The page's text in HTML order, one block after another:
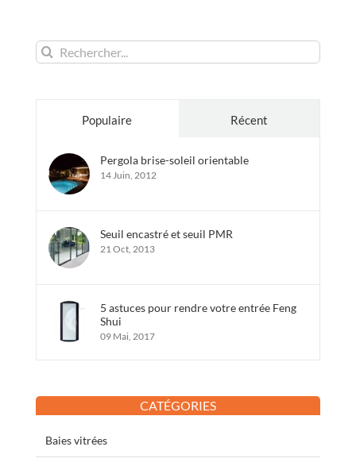
Rechercher:
Populaire Récent
Pergola brise-soleil orientable
14 Juin, 2012
Seuil encastré et seuil PMR
21 Oct, 2013
5 astuces pour rendre votre entrée Feng
Shui
09 Mai, 2017
CATÉGORIES
Baies vitrées